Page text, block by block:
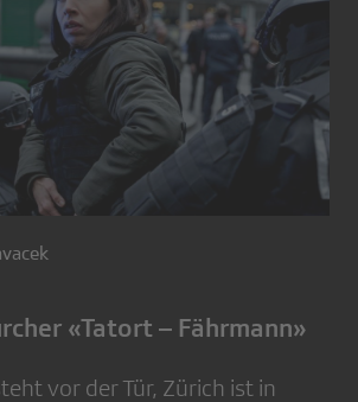
«Tatort – Fährmann»
vor der Tür, Zürich ist in